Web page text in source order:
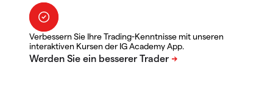
Verbessern Sie Ihre Trading-Kenntnisse mit unseren
interaktiven Kursen der IG Academy App.